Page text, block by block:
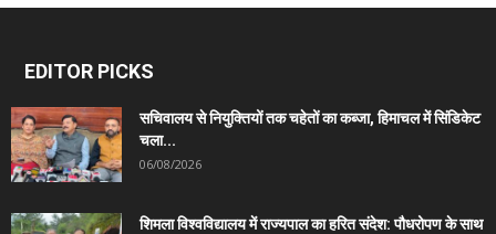
EDITOR PICKS
सचिवालय से नियुक्तियों तक चहेतों का कब्जा, हिमाचल में सिंडिकेट
चला...
06/08/2026
शिमला विश्वविद्यालय में राज्यपाल का हरित संदेश: पौधरोपण के साथ